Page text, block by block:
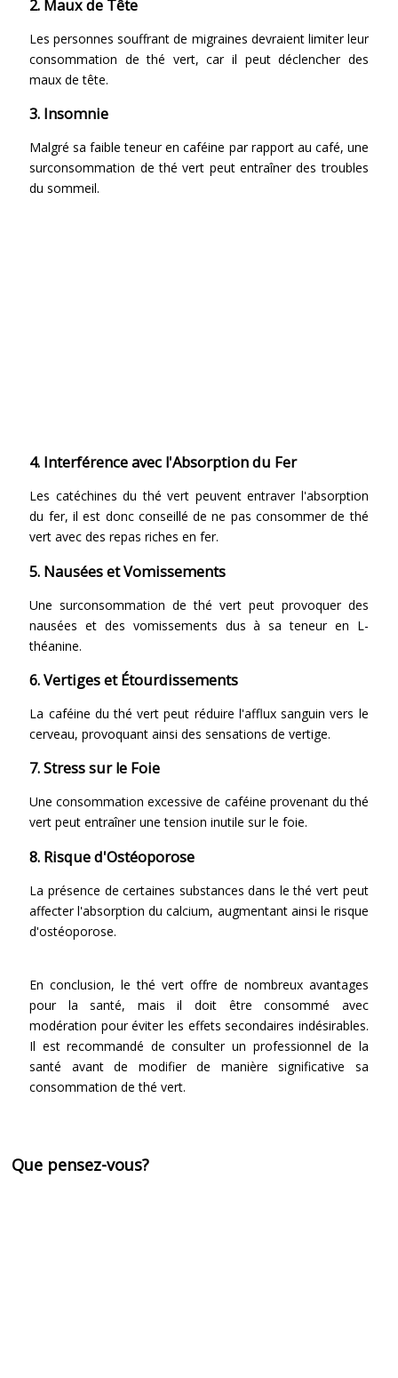
2. Maux de Tête
Les personnes souffrant de migraines devraient limiter leur
consommation de thé vert, car il peut déclencher des
maux de tête.
3. Insomnie
Malgré sa faible teneur en caféine par rapport au café, une
surconsommation de thé vert peut entraîner des troubles
du sommeil.
4. Interférence avec l'Absorption du Fer
Les catéchines du thé vert peuvent entraver l'absorption
du fer, il est donc conseillé de ne pas consommer de thé
vert avec des repas riches en fer.
5. Nausées et Vomissements
Une surconsommation de thé vert peut provoquer des
nausées et des vomissements dus à sa teneur en L-
théanine.
6. Vertiges et Étourdissements
La caféine du thé vert peut réduire l'afflux sanguin vers le
cerveau, provoquant ainsi des sensations de vertige.
7. Stress sur le Foie
Une consommation excessive de caféine provenant du thé
vert peut entraîner une tension inutile sur le foie.
8. Risque d'Ostéoporose
La présence de certaines substances dans le thé vert peut
affecter l'absorption du calcium, augmentant ainsi le risque
d'ostéoporose.
En conclusion, le thé vert offre de nombreux avantages
pour la santé, mais il doit être consommé avec
modération pour éviter les effets secondaires indésirables.
Il est recommandé de consulter un professionnel de la
santé avant de modifier de manière significative sa
consommation de thé vert.
Que pensez-vous?